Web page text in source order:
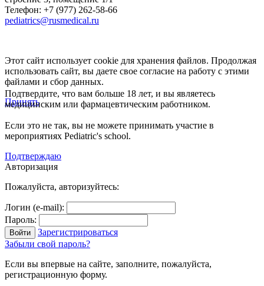
Телефон: +7 (977) 262-58-66
pediatrics@rusmedical.ru
Этот сайт использует cookie для хранения файлов. Продолжая
использовать сайт, вы даете свое согласие на работу с этими
файлами и сбор данных.
Принять
Подтвердите, что вам больше 18 лет, и вы являетесь
медицинским или фармацевтическим работником.
Если это не так, вы не можете принимать участие в
мероприятиях Pediatric's school.
Подтверждаю
Авторизация
Пожалуйста, авторизуйтесь:
Логин (e-mail):
Пароль:
Зарегистрироваться
Забыли свой пароль?
Если вы впервые на сайте, заполните, пожалуйста,
регистрационную форму.